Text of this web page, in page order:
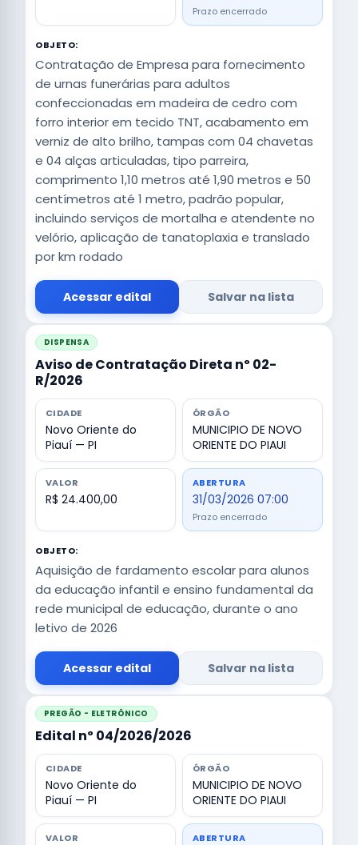
Prazo encerrado
OBJETO:
Contratação de Empresa para fornecimento
de urnas funerárias para adultos
confeccionadas em madeira de cedro com
forro interior em tecido TNT, acabamento em
verniz de alto brilho, tampas com 04 chavetas
e 04 alças articuladas, tipo parreira,
comprimento 1,10 metros até 1,90 metros e 50
centímetros até 1 metro, padrão popular,
incluindo serviços de mortalha e atendente no
velório, aplicação de tanatoplaxia e translado
por km rodado
Acessar edital Salvar na lista
DISPENSA
Aviso de Contratação Direta nº 02-
R/2026
CIDADE
Novo Oriente do
Piauí — PI
ÓRGÃO
MUNICIPIO DE NOVO
ORIENTE DO PIAUI
VALOR
R$ 24.400,00
ABERTURA
31/03/2026 07:00
Prazo encerrado
OBJETO:
Aquisição de fardamento escolar para alunos
da educação infantil e ensino fundamental da
rede municipal de educação, durante o ano
letivo de 2026
Acessar edital Salvar na lista
PREGÃO - ELETRÔNICO
Edital nº 04/2026/2026
CIDADE
Novo Oriente do
Piauí — PI
ÓRGÃO
MUNICIPIO DE NOVO
ORIENTE DO PIAUI
VALOR ABERTURA